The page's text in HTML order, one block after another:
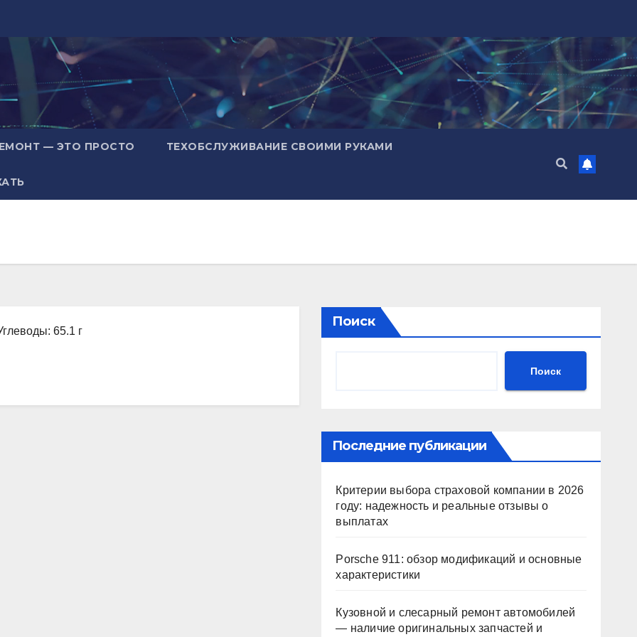
— ЭТО ПРОСТО ТЕХОБСЛУЖИВАНИЕ СВОИМИ РУКАМИ
65.1 г
Поиск
Поиск
Последние публикации
Критерии выбора страховой компании в 2026
году: надежность и реальные отзывы о
выплатах
Porsche 911: обзор модификаций и основные
характеристики
Кузовной и слесарный ремонт автомобилей
— наличие оригинальных запчастей и